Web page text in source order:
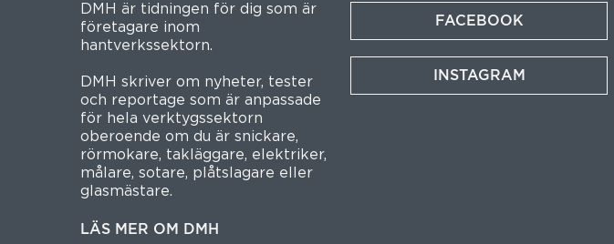
DMH är tidningen för dig som är
företagare inom
hantverkssektorn.
DMH skriver om nyheter, tester
och reportage som är anpassade
för hela verktygssektorn
oberoende om du är snickare,
rörmokare, takläggare, elektriker,
målare, sotare, plåtslagare eller
glasmästare.
LÄS MER OM DMH
FACEBOOK
INSTAGRAM